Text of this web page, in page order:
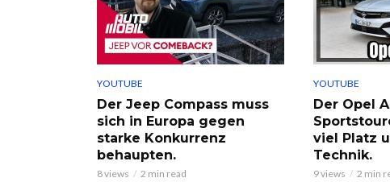
YOUTUBE
Der Jeep Compass muss
sich in Europa gegen
starke Konkurrenz
behaupten.
8 views 2 min read
YOUTUBE
Der Opel
viel Platz
Technik.
9 views 2 min